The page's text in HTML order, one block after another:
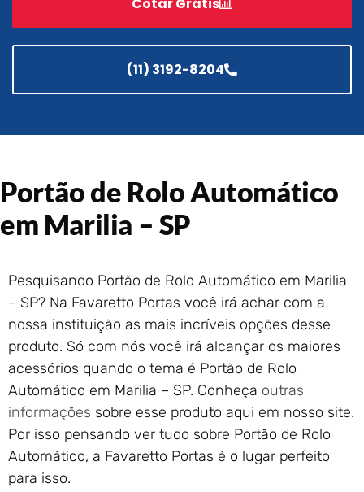
Portão de Garagem de
Enrolar em São João de
Portão de Garagem de
Enrolar em Rio das Ostras –
RJ
Portão de Garagem de
Enrolar em Petrópolis – RJ
Portão de Garagem de
Enrolar em Paraty – RJ
Portão de Garagem de
Enrolar em Nova Iguaçu – RJ
Portão de Garagem de
Enrolar em Nova Friburgo –
RJ
Cotar Grátis
(11) 3192-8204
Portão de Rolo Automático
em Marilia – SP
Pesquisando Portão de Rolo Automático em Marilia
– SP? Na Favaretto Portas você irá achar com a
nossa instituição as mais incríveis opções desse
produto. Só com nós você irá alcançar os maiores
acessórios quando o tema é Portão de Rolo
Automático em Marilia – SP. Conheça outras
informações sobre esse produto aqui em nosso site.
Por isso pensando ver tudo sobre Portão de Rolo
Automático, a Favaretto Portas é o lugar perfeito
para isso.